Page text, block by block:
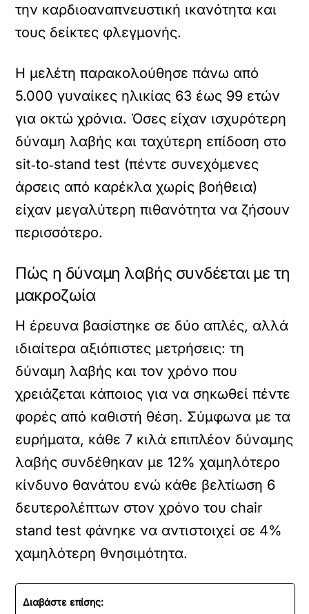
την καρδιοαναπνευστική ικανότητα και
τους δείκτες φλεγμονής.
Η μελέτη παρακολούθησε πάνω από
5.000 γυναίκες ηλικίας 63 έως 99 ετών
για οκτώ χρόνια. Όσες είχαν ισχυρότερη
δύναμη λαβής και ταχύτερη επίδοση στο
sit‑to‑stand test (πέντε συνεχόμενες
άρσεις από καρέκλα χωρίς βοήθεια)
είχαν μεγαλύτερη πιθανότητα να ζήσουν
περισσότερο.
Πώς η δύναμη λαβής συνδέεται με τη
μακροζωία
Η έρευνα βασίστηκε σε δύο απλές, αλλά
ιδιαίτερα αξιόπιστες μετρήσεις: τη
δύναμη λαβής και τον χρόνο που
χρειάζεται κάποιος για να σηκωθεί πέντε
φορές από καθιστή θέση. Σύμφωνα με τα
ευρήματα, κάθε 7 κιλά επιπλέον δύναμης
λαβής συνδέθηκαν με 12% χαμηλότερο
κίνδυνο θανάτου ενώ κάθε βελτίωση 6
δευτερολέπτων στον χρόνο του chair
stand test φάνηκε να αντιστοιχεί σε 4%
χαμηλότερη θνησιμότητα.
Διαβάστε επίσης: